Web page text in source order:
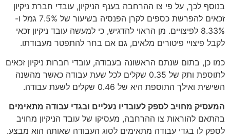
בנוסף לכך, על פי צו ההרחבה בענף הניקיון, עובדי חברת ניקיון
זכאים להפרשת כספים לקרן הפנסיה בשיעור של 7.5% גמל ו-
8.33% לפיצויים. מן הראוי להדגיש, כי למעשה עובד ניקיון זכאי
לקבל פיצויי פיטורים מלאים, גם אם בחר להתפטר מעבודתו.
כמו כן, בתום שנתם הראשונה בעבודה, עובדי חברות ניקיון זכאים
לתוספת ותק של 0.35 שקלים לכל שעת עבודה כאשר מהשנה
השישית ואילך התוספת היא של 0.46 שקלים לשעת עבודה.
המעסיק מחויב לספק לעובדיו נעליים ובגדי עבודה מתאימים
בהתאם להוראות צו ההרחבה, מעסיקו של עובד הניקיון מחויב
לספק לו בגדי עבודה מתאימים לסוג העבודה שאותה הוא מבצע.